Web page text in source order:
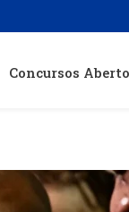
Concursos